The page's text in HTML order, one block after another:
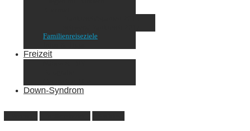
Familienreiseziele
Freizeit
Down-Syndrom